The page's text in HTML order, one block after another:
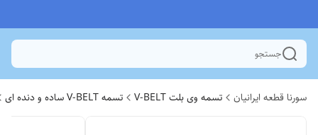
جستجو
سورنا قطعه ایرانیان تسمه وی بلت V-BELT تسمه V-BELT ساده و دنده ای